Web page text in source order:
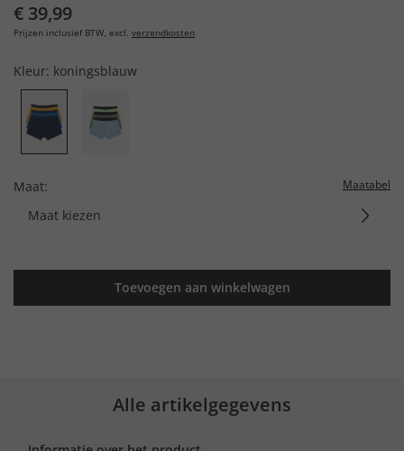
€ 39,99
Prijzen inclusief BTW, excl. verzendkosten
Kleur: koningsblauw
Maat: Maatabel
Maat kiezen
Toevoegen aan winkelwagen
Alle artikelgegevens